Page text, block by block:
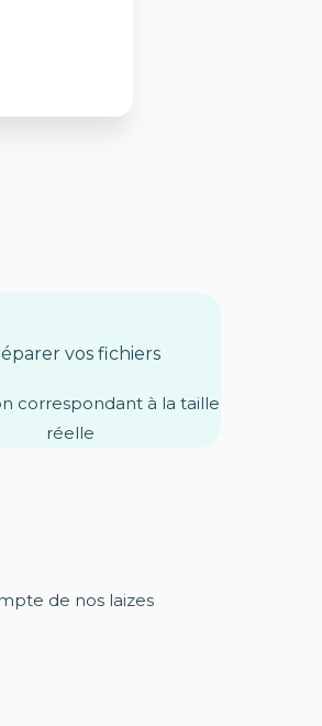
vos fichiers
correspondant à la taille
réelle
de nos laizes